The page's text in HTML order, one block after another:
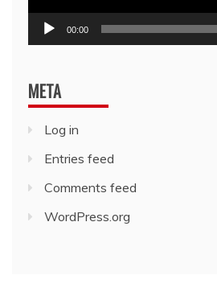
00:00
META
Log in
Entries feed
Comments feed
WordPress.org